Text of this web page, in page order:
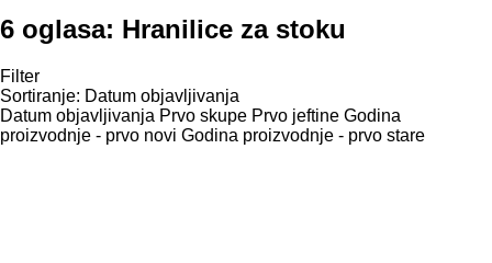
6 oglasa: Hranilice za stoku
Filter
Sortiranje: Datum objavljivanja
Datum objavljivanja Prvo skupe Prvo jeftine Godina
proizvodnje - prvo novi Godina proizvodnje - prvo stare